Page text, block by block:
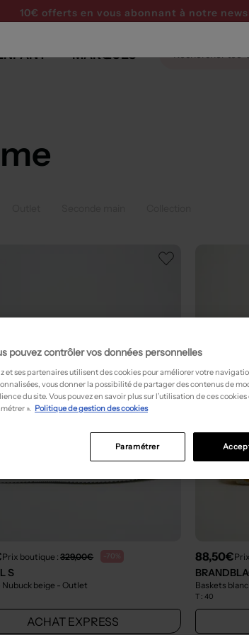
10€ offerts en vous abonnant à notre
MARQUES
Prix boutique :329,00€ -70%
S
Nubuck beige - Outlet
ACHAT EXPRESS
88,50€
Baskets blanc
T : 40
pouvez contrôler vos données personnelles
et ses partenaires utilisent des cookies pour améliorer votre
vous donner la possibilité de partager des contenus de
du site. Vous pouvez en savoir plus sur l’utilisation de ces
». Politique de gestion des cookies
Paramétrer